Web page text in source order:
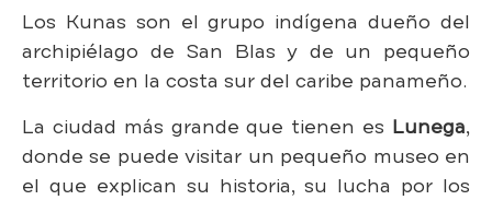
Los Kunas son el grupo indígena dueño del
archipiélago de San Blas y de un pequeño
territorio en la costa sur del caribe panameño.
La ciudad más grande que tienen es Lunega,
donde se puede visitar un pequeño museo en
el que explican su historia, su lucha por los